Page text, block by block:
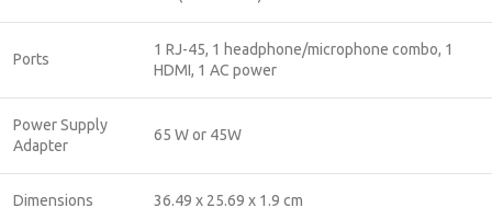
Ports
1 RJ-45, 1 headphone/microphone combo, 1
HDMI, 1 AC power
Power Supply
Adapter
65 W or 45W
Dimensions 36.49 x 25.69 x 1.9 cm